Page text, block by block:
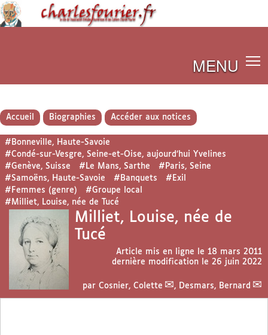
MENU
Accueil Biographies Accéder aux notices
#Bonneville, Haute-Savoie
#Condé-sur-Vesgre, Seine-et-Oise, aujourd’hui Yvelines
#Genève, Suisse
#Le Mans, Sarthe
#Paris, Seine
#Samoëns, Haute-Savoie
#Banquets
#Exil
#Femmes (genre)
#Groupe local
#Milliet, Louise, née de Tucé
Milliet, Louise, née de
Tucé
Article mis en ligne le 18 mars 2011
dernière modification le 26 juin 2022
par Cosnier, Colette , Desmars, Bernard